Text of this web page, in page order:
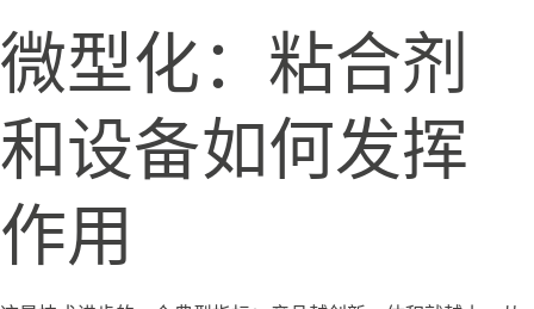
微型化：粘合剂
和设备如何发挥
作用